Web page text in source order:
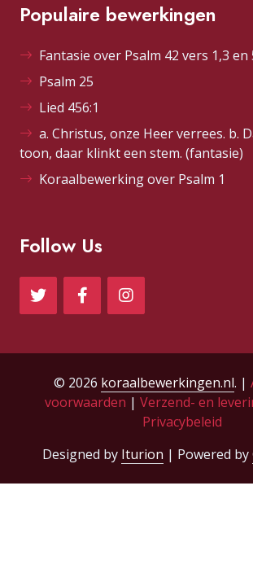
Populaire bewerkingen
Fantasie over Psalm 42 vers 1,3 en
Psalm 25
Lied 456:1
a. Christus, onze Heer verrees. b.
toon, daar klinkt een stem. (fantasie)
Koraalbewerking over Psalm 1
Follow Us
© 2026 koraalbewerkingen.nl. |
voorwaarden | Verzend- en
Privacybeleid
Designed by Iturion | Powered by